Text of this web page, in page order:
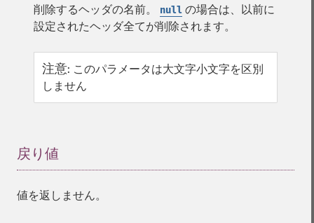
削除するヘッダの名前。
null の場合は、以前に
設定されたヘッダ全てが削除されます。
注意: このパラメータは大文字小文字を区別
しません
戻り値
値を返しません。